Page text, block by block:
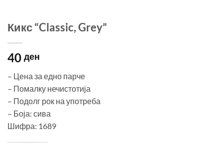
Кикс “Classic, Grey”
40 ден
– Цена за едно парче
– Помалку нечистотија
– Подолг рок на употреба
– Боја: сива
Шифра: 1689